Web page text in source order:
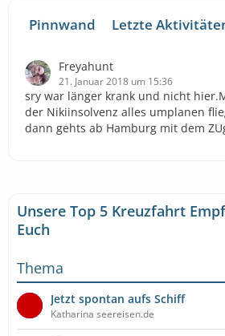
Pinnwand Letzte
Freyahunt
21. Januar 2018 um 15:36
sry war länger krank und nicht
der Nikiinsolvenz alles umplanen
dann gehts ab Hamburg mit dem
Unsere Top 5 Kreuzfahrt
Euch
Thema
Jetzt spontan aufs Schiff
Katharina seereisen.de